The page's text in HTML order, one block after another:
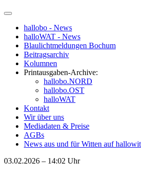
hallobo - News
halloWAT - News
Blaulichtmeldungen Bochum
Beitragsarchiv
Kolumnen
Printausgaben-Archive:
hallobo.NORD
hallobo.OST
halloWAT
Kontakt
Wir über uns
Mediadaten & Preise
AGBs
News aus und für Witten auf
03.02.2026 – 14:02 Uhr